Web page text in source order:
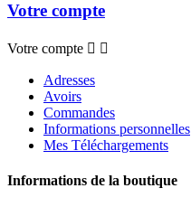
Votre compte
Votre compte  
Adresses
Avoirs
Commandes
Informations personnelles
Mes Téléchargements
Informations de la boutique